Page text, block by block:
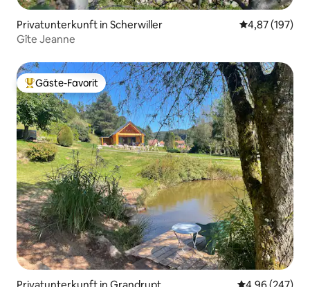
Privatunterkunft in Scherwiller
4,87 (197)
Gîte Jeanne
Beliebter Gäste-Favorit.
Gäste-Favorit